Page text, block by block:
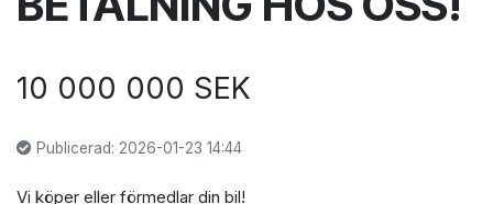
10 000 000 SEK
Publicerad: 2026-01-23 14:44
Vi köper eller förmedlar din bil!